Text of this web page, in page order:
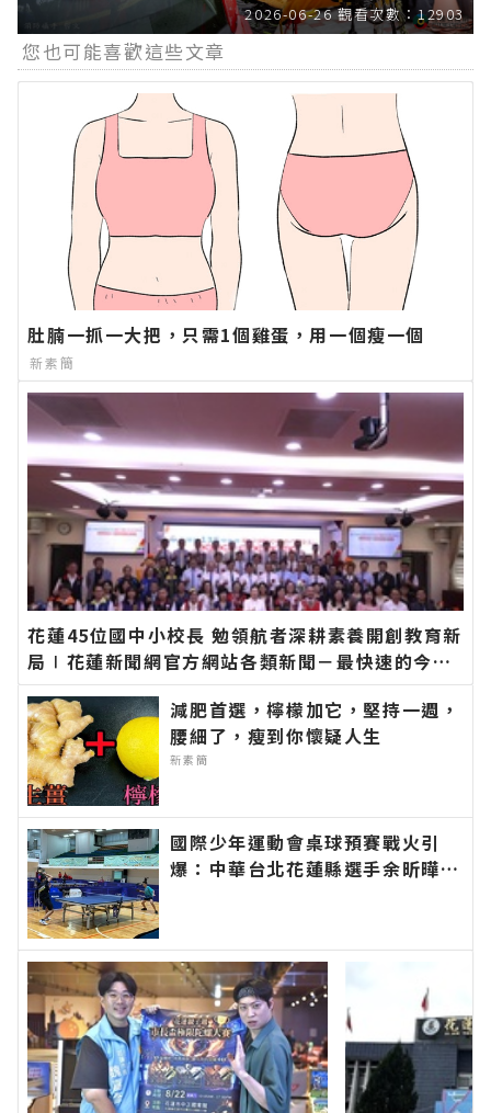
2026-06-26 觀看次數：12903
您也可能喜歡這些文章
肚腩一抓一大把，只需1個雞蛋，用一個瘦一個
新素簡
花蓮45位國中小校長 勉領航者深耕素養開創教育新
局∣花蓮新聞網官方網站各類新聞－最快速的今日
新聞報導 最新的在地資訊！
減肥首選，檸檬加它，堅持一週，
腰細了，瘦到你懷疑人生
新素簡
國際少年運動會桌球預賽戰火引
爆：中華台北花蓮縣選手余昕曄、
各類新聞－最快速的今日新聞報導
最新的在地資訊！